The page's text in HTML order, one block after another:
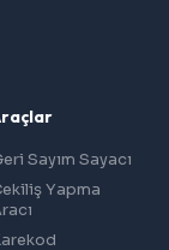
Sayım Sayacı
Yapma